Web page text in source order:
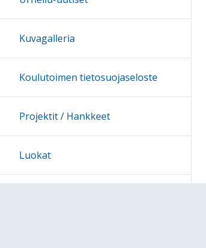
Kuvagalleria
Koulutoimen tietosuojaseloste
Projektit / Hankkeet
Luokat